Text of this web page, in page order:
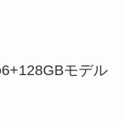
モデル